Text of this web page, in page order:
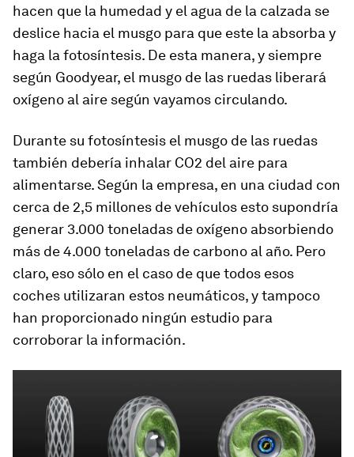
hacen que la humedad y el agua de la calzada se
deslice hacia el musgo para que este la absorba y
haga la fotosíntesis. De esta manera, y siempre
según Goodyear, el musgo de las ruedas liberará
oxígeno al aire según vayamos circulando.
Durante su fotosíntesis el musgo de las ruedas
también debería inhalar CO2 del aire para
alimentarse. Según la empresa, en una ciudad con
cerca de 2,5 millones de vehículos esto supondría
generar 3.000 toneladas de oxígeno absorbiendo
más de 4.000 toneladas de carbono al año. Pero
claro, eso sólo en el caso de que todos esos
coches utilizaran estos neumáticos, y tampoco
han proporcionado ningún estudio para
corroborar la información.